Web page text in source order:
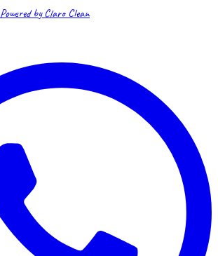
Powered by Claro Clean